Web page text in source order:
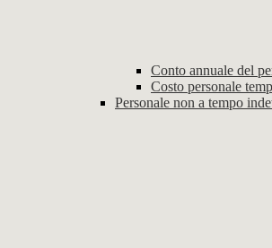
Conto annuale del
Costo personale
Personale non a tempo